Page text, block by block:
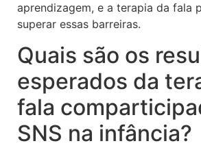
aprendizagem, e a terapia da fala
superar essas barreiras.
Quais são os
esperados da
fala
SNS na infância?